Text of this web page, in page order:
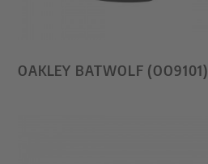
OAKLEY BATWOLF (OO9101)